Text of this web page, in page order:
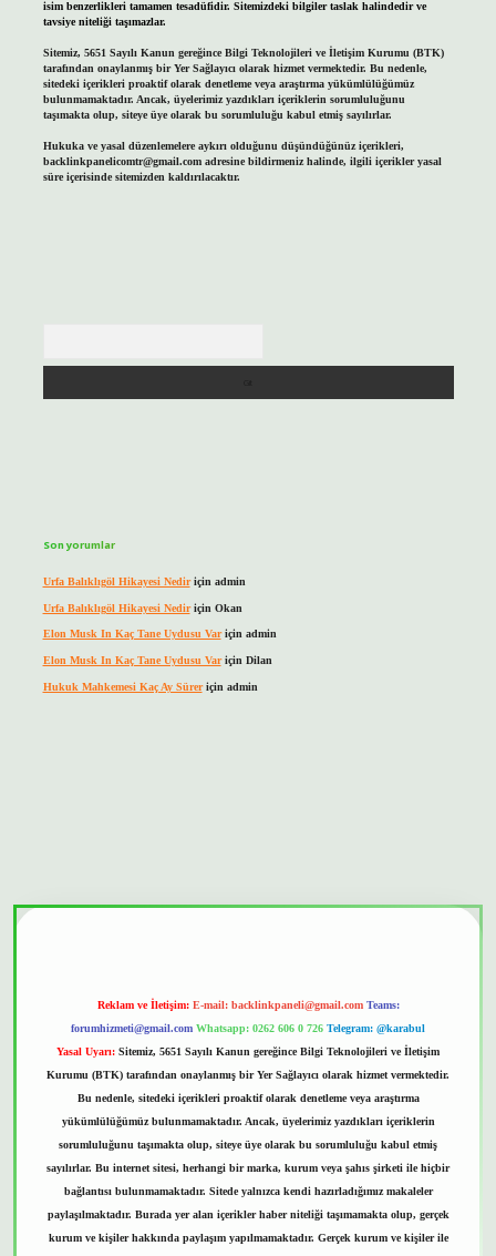
isim benzerlikleri tamamen tesadüfidir. Sitemizdeki bilgiler taslak halindedir ve
tavsiye niteliği taşımazlar.
Sitemiz, 5651 Sayılı Kanun gereğince Bilgi Teknolojileri ve İletişim Kurumu (BTK)
tarafından onaylanmış bir Yer Sağlayıcı olarak hizmet vermektedir. Bu nedenle,
sitedeki içerikleri proaktif olarak denetleme veya araştırma yükümlülüğümüz
bulunmamaktadır. Ancak, üyelerimiz yazdıkları içeriklerin sorumluluğunu
taşımakta olup, siteye üye olarak bu sorumluluğu kabul etmiş sayılırlar.
Hukuka ve yasal düzenlemelere aykırı olduğunu düşündüğünüz içerikleri,
backlinkpanelicomtr@gmail.comadresine bildirmeniz halinde, ilgili içerikler yasal
süre içerisinde sitemizden kaldırılacaktır.
Son yorumlar
Urfa Balıklıgöl Hikayesi Nediriçin admin
Urfa Balıklıgöl Hikayesi Nediriçin Okan
Elon Musk In Kaç Tane Uydusu Variçin admin
Elon Musk In Kaç Tane Uydusu Variçin Dilan
Hukuk Mahkemesi Kaç Ay Süreriçin admin
Reklam ve İletişim: E-mail: backlinkpaneli@gmail.com Teams:
forumhizmeti@gmail.com Whatsapp: 0262 606 0 726 Telegram: @karabul
Yasal Uyarı: Sitemiz, 5651 Sayılı Kanun gereğince Bilgi Teknolojileri ve İletişim
Kurumu (BTK) tarafından onaylanmış bir Yer Sağlayıcı olarak hizmet vermektedir.
Bu nedenle, sitedeki içerikleri proaktif olarak denetleme veya araştırma
yükümlülüğümüz bulunmamaktadır. Ancak, üyelerimiz yazdıkları içeriklerin
sorumluluğunu taşımakta olup, siteye üye olarak bu sorumluluğu kabul etmiş
sayılırlar. Bu internet sitesi, herhangi bir marka, kurum veya şahıs şirketi ile hiçbir
bağlantısı bulunmamaktadır. Sitede yalnızca kendi hazırladığımız makaleler
paylaşılmaktadır. Burada yer alan içerikler haber niteliği taşımamakta olup, gerçek
kurum ve kişiler hakkında paylaşım yapılmamaktadır. Gerçek kurum ve kişiler ile